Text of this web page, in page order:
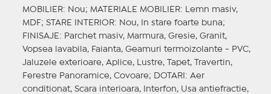
MOBILIER: Nou; MATERIALE MOBILIER: Lemn masiv,
MDF; STARE INTERIOR: Nou, In stare foarte buna;
FINISAJE : Parchet masiv, Marmura, Gresie, Granit,
Vopsea lavabila, Faianta, Geamuri termoizolante - PVC,
Jaluzele exterioare, Aplice, Lustre, Tapet, Travertin,
Ferestre Panoramice, Covoare;
DOTARI : Aer
conditionat, Scara interioara, Interfon, Usa antiefractie,